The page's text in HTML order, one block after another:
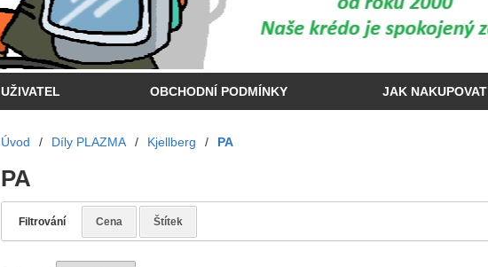
UŽIVATEL OBCHODNÍ PODMÍNKY JAK NAKUPOVAT
Úvod / Díly PLAZMA / Kjellberg / PA
PA
Filtrování Cena Štítek